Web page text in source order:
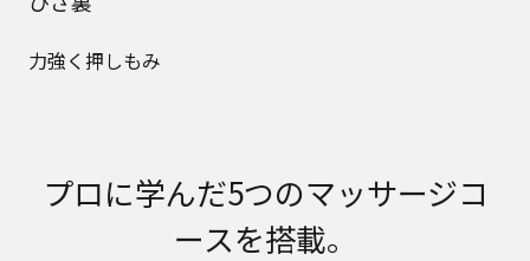
力強く押しもみ
プロに学んだ5つのマッサージコ
ースを搭載。